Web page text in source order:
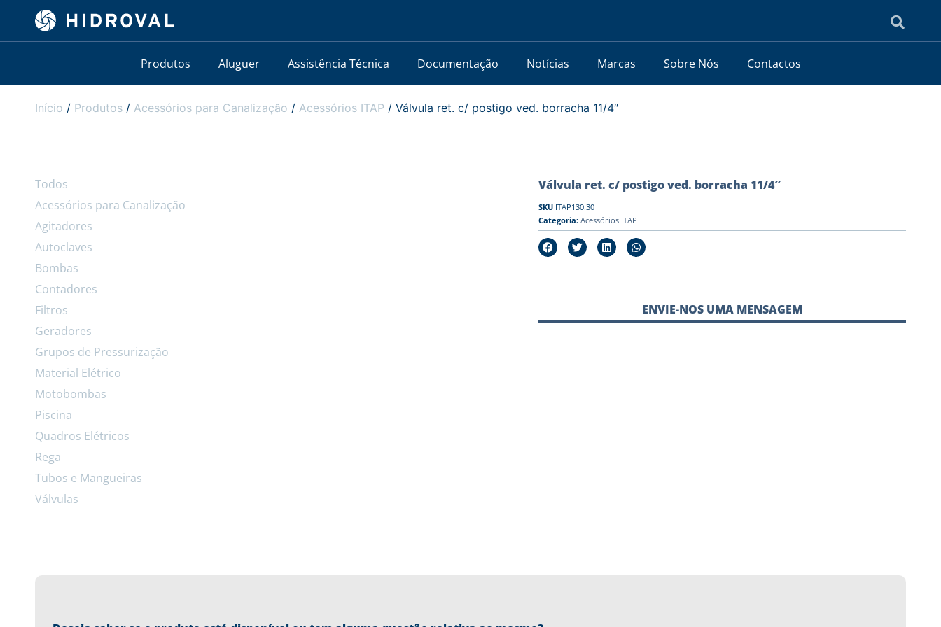
Produtos Aluguer Assistência Técnica Documentação Notícias Marcas Sobre Nós Contactos
Início / Produtos / Acessórios para Canalização / Acessórios ITAP / Válvula ret. c/ postigo ved. borracha 11/4″
Todos
Acessórios para Canalização
Agitadores
Autoclaves
Bombas
Contadores
Filtros
Geradores
Grupos de Pressurização
Material Elétrico
Motobombas
Piscina
Quadros Elétricos
Rega
Tubos e Mangueiras
Válvulas
Válvula ret. c/ postigo ved. borracha 11/4″
SKU ITAP130.30
Categoria: Acessórios ITAP
ENVIE-NOS UMA MENSAGEM